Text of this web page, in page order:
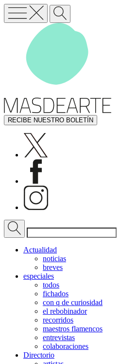
RECIBE NUESTRO BOLETÍN
Actualidad
noticias
breves
especiales
todos
fichados
con q de curiosidad
el rebobinador
recorridos
maestros flamencos
entrevistas
colaboraciones
Directorio